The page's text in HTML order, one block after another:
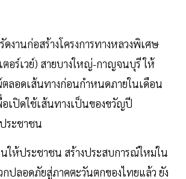
ดงานก่อสร้างโครงการทางหลวงพิเศษ
ตอร์เวย์) สายบางใหญ่-กาญจนบุรี ให้
ลอดเส้นทางก่อนกำหนดภายในเดือน
เปิดใช้เส้นทางเป็นของขวัญปี
ระชาชน
ห้ประชาชน สร้างประสบการณ์ใหม่ใน
กปลอดภัยสู่ภาคตะวันตกของไทยแล้ว ยัง